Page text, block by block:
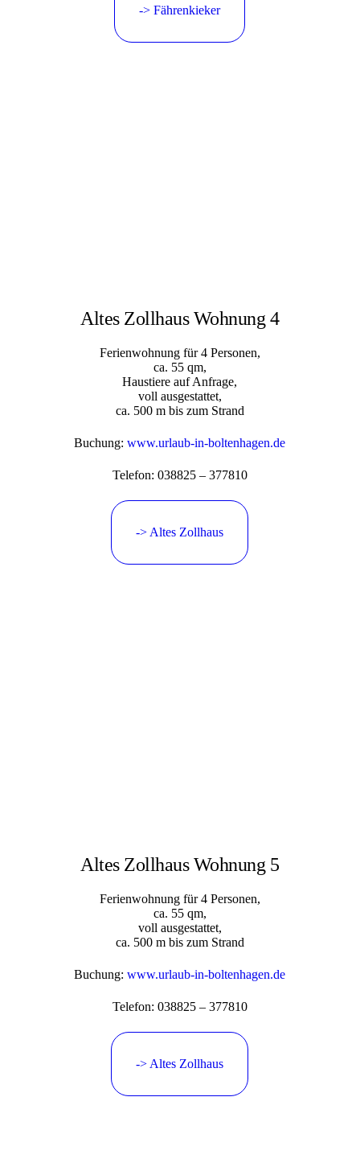
-> Fährenkieker
Altes Zollhaus Wohnung 4
Ferienwohnung für 4 Personen,
ca. 55 qm,
Haustiere auf Anfrage,
voll ausgestattet,
ca. 500 m bis zum Strand
Buchung: www.urlaub-in-boltenhagen.de
Telefon: 038825 – 377810
-> Altes Zollhaus
Altes Zollhaus Wohnung 5
Ferienwohnung für 4 Personen,
ca. 55 qm,
voll ausgestattet,
ca. 500 m bis zum Strand
Buchung: www.urlaub-in-boltenhagen.de
Telefon: 038825 – 377810
-> Altes Zollhaus